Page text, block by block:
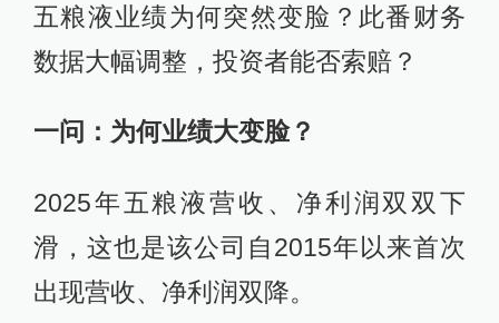
五粮液业绩为何突然变脸？此番财务
数据大幅调整，投资者能否索赔？
一问：为何业绩大变脸？
2025年五粮液营收、净利润双双下
滑，这也是该公司自2015年以来首次
出现营收、净利润双降。